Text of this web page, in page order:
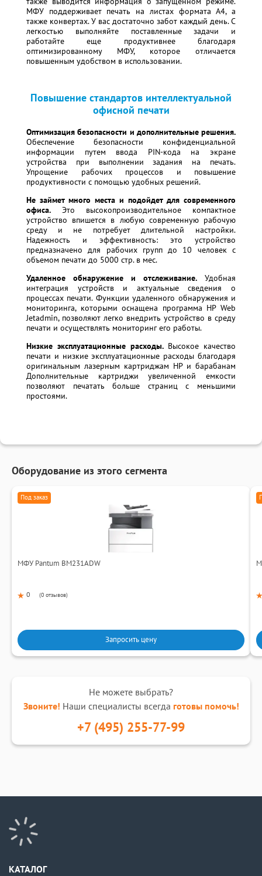
МФУ поддерживает печать на листах формата А4, а
также конвертах. У вас достаточно забот каждый день. С
легкостью выполняйте поставленные задачи и
работайте еще продуктивнее благодаря
оптимизированному МФУ, которое отличается
повышенным удобством в использовании.
Повышение стандартов интеллектуальной
офисной печати
Оптимизация безопасности и дополнительные решения.
Обеспечение безопасности конфиденциальной
информации путем ввода PIN-кода на экране
устройства при выполнении задания на печать.
Упрощение рабочих процессов и повышение
продуктивности с помощью удобных решений.
Не займет много места и подойдет для современного
офиса. Это высокопроизводительное компактное
устройство впишется в любую современную рабочую
среду и не потребует длительной настройки.
Надежность и эффективность: это устройство
предназначено для рабочих групп до 10 человек с
объемом печати до 5000 стр. в мес.
Удаленное обнаружение и отслеживание. Удобная
интеграция устройств и актуальные сведения о
процессах печати. Функции удаленного обнаружения и
мониторинга, которыми оснащена программа HP Web
Jetadmin, позволяют легко внедрить устройство в среду
печати и осуществлять мониторинг его работы.
Низкие эксплуатационные расходы.Высокое качество
печати и низкие эксплуатационные расходы благодаря
оригинальным лазерным картриджам HP и барабанам
Дополнительные картриджи увеличенной емкости
позволяют печатать больше страниц с меньшими
простоями.
Оборудование из этого сегмента
Под заказ
МФУ Pantum BM231ADW
0 (0 отзывов)
Запросить цену
Не можете выбрать?
Звоните! Наши специалисты всегда готовы помочь!
+7 (495) 255-77-99
КАТАЛОГ